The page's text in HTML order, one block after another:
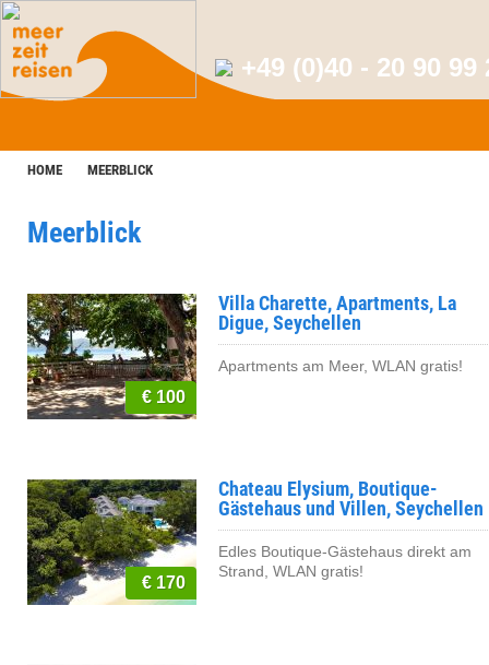
+49 (0)40 - 20 90 99
HOME MEERBLICK
Meerblick
Villa Charette, Apartments, La
Digue, Seychellen
€ 100
Apartments am Meer, WLAN gratis!
Chateau Elysium, Boutique-
Gästehaus und Villen, Seychellen
€ 170
Edles Boutique-Gästehaus direkt am
Strand, WLAN gratis!